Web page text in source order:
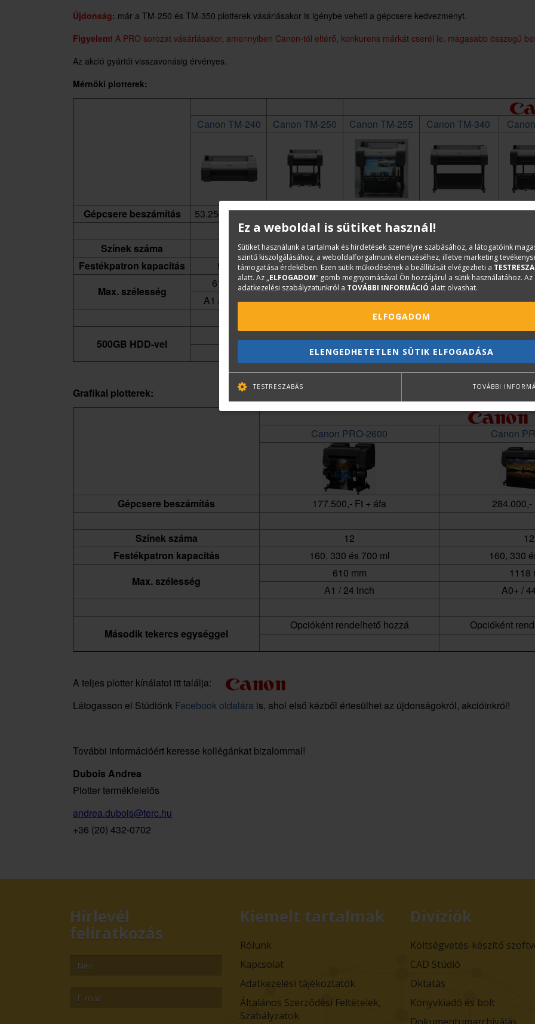
Újdonság: már a TM-250 és TM-350 plotterek vásárlásakor is igénybe veheti a gépcsere kedvezményt.
Figyelem! A PRO sorozat vásárlásakor, amennyiben Canon-tól eltérő, konkurens márkát cserél le, magasabb összegű
Az akció gyártói visszavonásig érvényes.
Mérnöki plotterek:
Canon TM-240 Canon TM-250 Canon TM-255 Canon TM-340
Gépcsere beszámítás 53.250,- Ft + áfa 53.250,- Ft + áfa 53.250,- Ft + áfa 88.750,- Ft + áfa
Színek száma 5 5 5
Festékpatron kapacitás
55 ml 130 és 300 ml 130 és 300 ml 55 ml 130
Max. szélesség
610 mm 610 mm 610 mm 914 mm
A1 / 24 inch
A1 / 24 inch A1 / 24 inch A0 / 36 inch A0 /
500GB HDD-vel
Grafikai plotterek:
Canon PRO-2600 Canon
Gépcsere beszámítás 177.500,- Ft + áfa 284.000,-
Színek száma 12 12
Festékpatron kapacitás
160, 330 és 700 ml 160, 330
Max. szélesség
610 mm 1118
A1 / 24 inch
A0+ /
Második tekercs egységgel
Opcióként rendelhető hozzá Opcióként
A teljes plotter kínálatot itt találja:
Látogasson el Stúdiónk Facebook oldalára is, ahol első kézből értesülhet az újdonságokról, akcióinkról!
További információért keresse kollégánkat bizalommal!
Dubois Andrea
Plotter termékfelelős
andrea.dubois@terc.hu
+36 (20) 432-0702
Hírlevél
feliratkozás
Kiemelt tartalmak
Rólunk
Kapcsolat
Adatkezelési tájékoztatók
Általános Szerződési Feltételek,
Szabályzatok
Divíziók
Költségvetés-készítő
CAD Stúdió
Oktatás
Könyvkiadó és bolt
Ez a weboldal is sütiket használ!
Sütiket használunk a tartalmak és hirdetések személyre szabásához, a látogatóink
szintű kiszolgálásához, a weboldalforgalmunk elemzéséhez, illetve marketing
támogatása érdekében. Ezen sütik működésének a beállítását elvégezheti a
alatt. Az „ELFOGADOM” gomb megnyomásával Ön hozzájárul a sütik használatához. Az
adatkezelési szabályzatunkról a TOVÁBBI INFORMÁCIÓ alatt olvashat.
ELFOGADOM
ELENGEDHETETLEN SÜTIK ELFOGADÁSA
TESTRESZABÁS TOVÁBBI